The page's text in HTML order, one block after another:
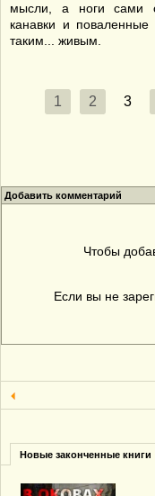
мысли, а ноги сами
канавки и
таким... живым.
1 2 3
Добавить комментарий
Чтобы
Если вы не
Новые законченные книги